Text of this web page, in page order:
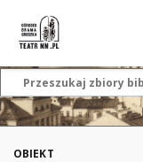
OBIEKT